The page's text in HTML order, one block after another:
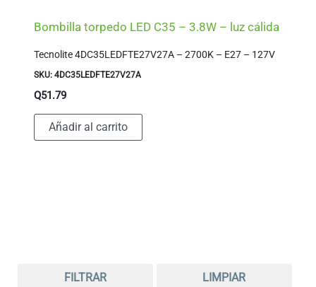
FILTRAR LIMPIAR
Bombilla torpedo LED C35 – 3.8W – luz cálida
Tecnolite 4DC35LEDFTE27V27A – 2700K – E27 – 127V
SKU: 4DC35LEDFTE27V27A
Q51.79
Añadir al carrito